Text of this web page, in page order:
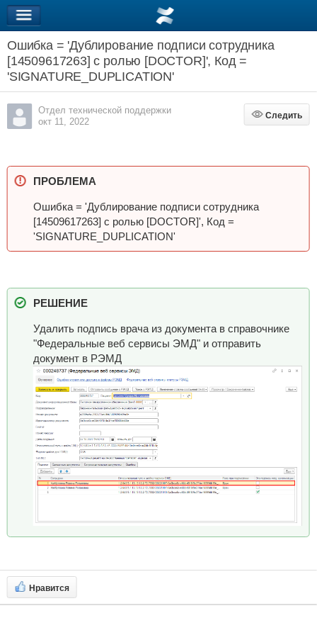
Ошибка = 'Дублирование подписи сотрудника
[14509617263] с ролью [DOCTOR]', Код =
'SIGNATURE_DUPLICATION'
Отдел технической поддержки
окт 11, 2022
Следить
Следить
ПРОБЛЕМА
Ошибка = 'Дублирование подписи сотрудника
[14509617263] с ролью [DOCTOR]', Код =
'SIGNATURE_DUPLICATION'
РЕШЕНИЕ
Удалить подпись врача из документа в справочнике
"Федеральные веб сервисы ЭМД" и отправить
документ в РЭМД
Нравится